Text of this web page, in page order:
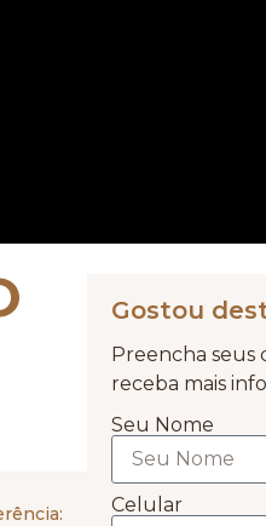
Gostou
Preencha seus
receba mais
Seu Nome
Celular